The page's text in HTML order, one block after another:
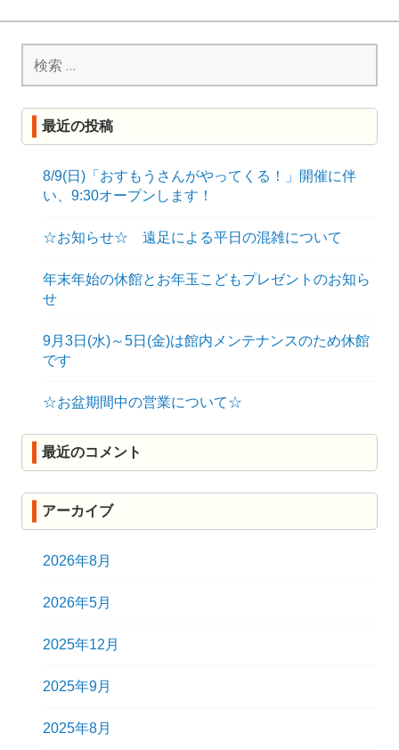
ナ
ビ
ゲ
ー
シ
ョ
索:
最近の投稿
8/9(日)「おすもうさんがやってくる！」開催に伴
い、9:30オープンします！
☆お知らせ☆ 遠足による平日の混雑について
年末年始の休館とお年玉こどもプレゼントのお知ら
せ
9月3日(水)～5日(金)は館内メンテナンスのため休館
です
☆お盆期間中の営業について☆
最近のコメント
アーカイブ
2026年8月
2026年5月
2025年12月
2025年9月
2025年8月